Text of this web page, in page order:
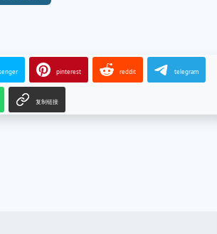
pinterest reddit telegram
复制链接